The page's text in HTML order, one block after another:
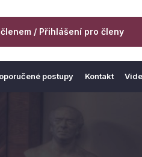
postupy Kontakt
/ Přihlášení pro členy